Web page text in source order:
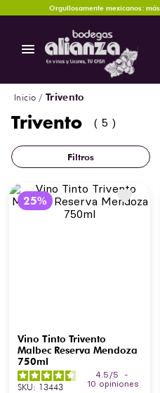
Orgullosamente mexicanos:
Trivento
Trivento 5
Vino Tinto Trivento
Malbec Reserva Mendoza
750ml
4.5 /5
-
10 opiniones
SKU: 13443